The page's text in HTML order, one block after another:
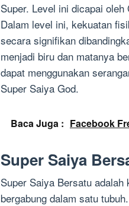
Super. Level ini dicapai
Dalam level ini, kekuatan
secara signifikan
menjadi biru dan matanya
dapat menggunakan
Super Saiya God.
Baca Juga : Facebook
Super Saiya
Super Saiya Bersatu
bergabung dalam satu